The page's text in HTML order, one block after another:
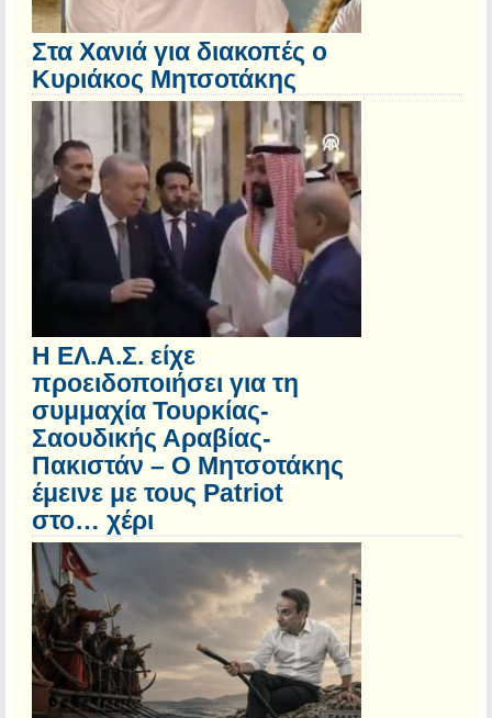
Στα Χανιά για διακοπές ο
Κυριάκος Μητσοτάκης
Η ΕΛ.Α.Σ. είχε
προειδοποιήσει για τη
συμμαχία Τουρκίας-
Σαουδικής Αραβίας-
Πακιστάν – Ο Μητσοτάκης
έμεινε με τους Patriot
στο… χέρι